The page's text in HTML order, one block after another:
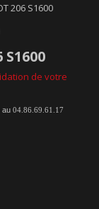
206 S1600
de votre
au04.86.69.61.17